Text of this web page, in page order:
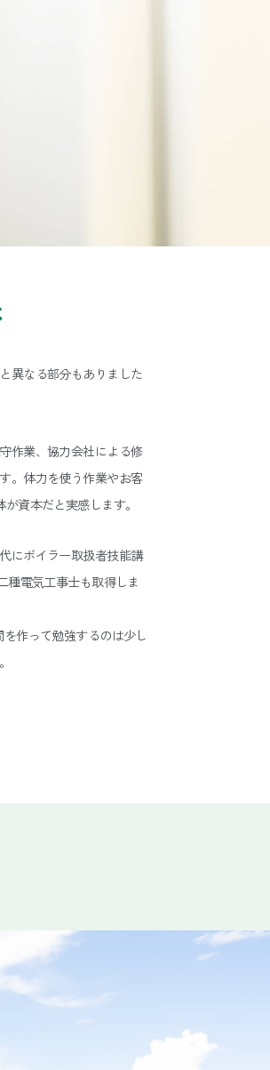
異なる部分もありました
作業、協力会社による修
。体力を使う作業やお客
資本だと実感します。
にボイラー取扱者技能講
種電気工事士も取得しま
作って勉強するのは少し